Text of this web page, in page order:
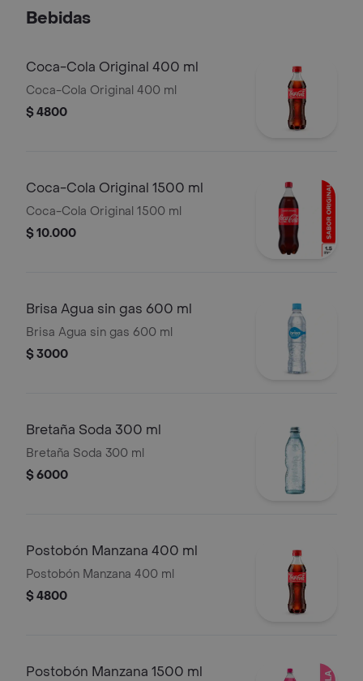
Bebidas
Coca-Cola Original 400 ml
Coca-Cola Original 400 ml
$ 4800
Coca-Cola Original 1500 ml
Coca-Cola Original 1500 ml
$ 10.000
Brisa Agua sin gas 600 ml
Brisa Agua sin gas 600 ml
$ 3000
Bretaña Soda 300 ml
Bretaña Soda 300 ml
$ 6000
Postobón Manzana 400 ml
Postobón Manzana 400 ml
$ 4800
Postobón Manzana 1500 ml